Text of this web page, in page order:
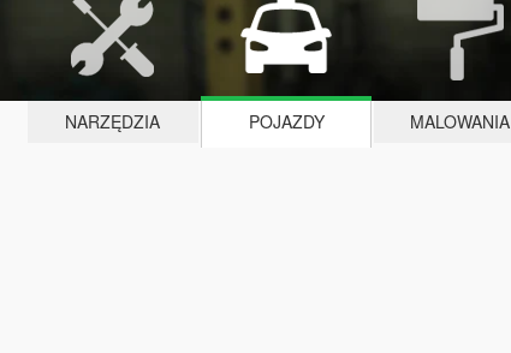
NARZĘDZIA POJAZDY MALOWANIA